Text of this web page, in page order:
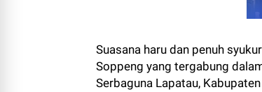
Suasana haru dan penuh
Soppeng yang tergabung
Serbaguna Lapatau,